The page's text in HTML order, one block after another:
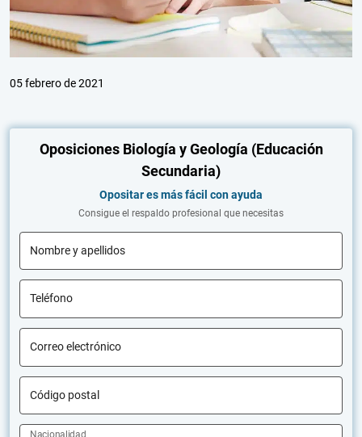
05 febrero de 2021
Oposiciones Biología y Geología (Educación
Secundaria)
Opositar es más fácil con ayuda
Consigue el respaldo profesional que necesitas
Nombre y apellidos
Teléfono
Correo electrónico
Código postal
Nacionalidad